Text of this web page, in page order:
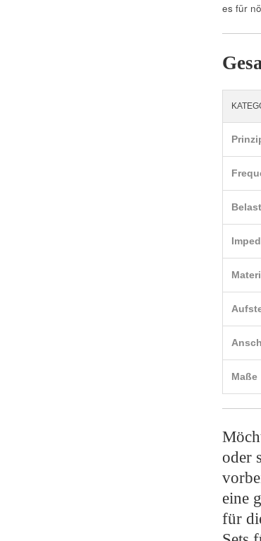
es für
Maße
oder
eine
für